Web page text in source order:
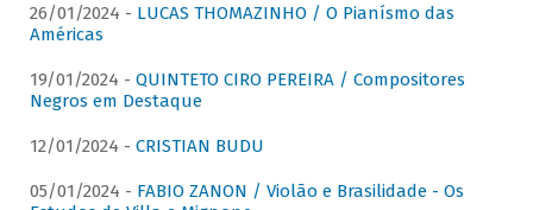
26/01/2024 - LUCAS THOMAZINHO / O Pianísmo das
Américas
19/01/2024 - QUINTETO CIRO PEREIRA / Compositores
Negros em Destaque
12/01/2024 - CRISTIAN BUDU
05/01/2024 - FABIO ZANON / Violão e Brasilidade - Os